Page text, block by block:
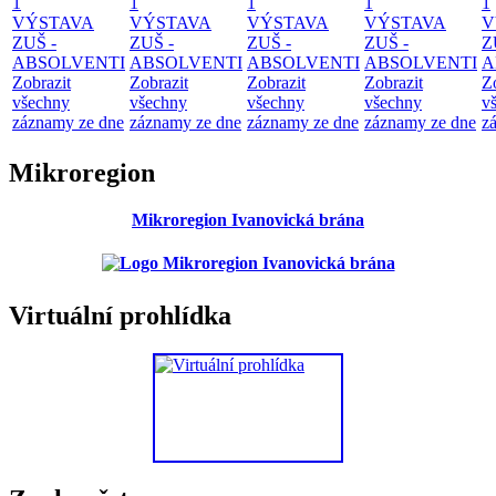
VÝSTAVA
ZUŠ -
ABSOLVENTI
Zobrazit
všechny
záznamy ze dne
VÝSTAVA
ZUŠ -
ABSOLVENTI
Zobrazit
všechny
záznamy ze dne
VÝSTAVA
ZUŠ -
ABSOLVENTI
Zobrazit
všechny
záznamy ze dne
VÝSTAVA
ZUŠ -
ABSOLVENTI
Zobrazit
všechny
záznamy ze dne
Mikroregion
Mikroregion Ivanovická brána
Virtuální prohlídka